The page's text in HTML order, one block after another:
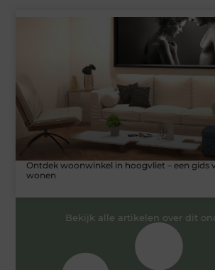
Ontdek woonwinkel in hoogvliet – een gids
wonen
Bekijk alle artikelen over dit